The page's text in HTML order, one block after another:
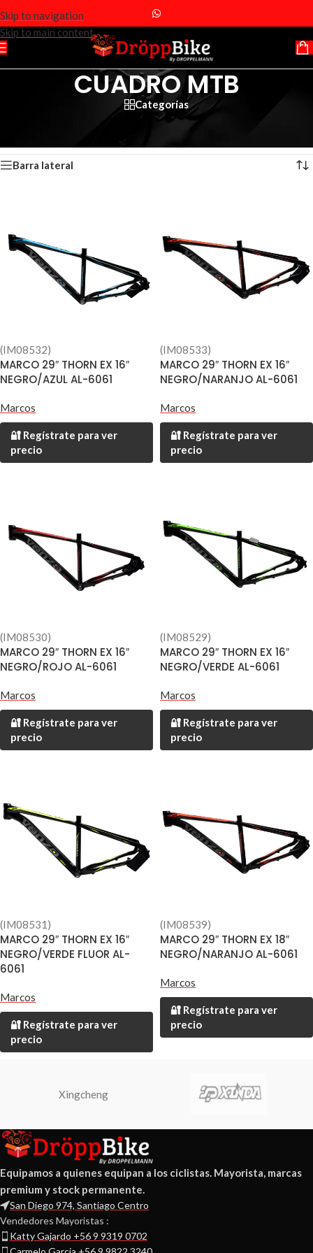
Skip to navigation
Skip to main content
CUADRO MTB
Categorías
Productos etiquetados “CUADRO MTB”
Barra lateral
(IM08532)
MARCO 29″ THORN EX 16″
NEGRO/AZUL AL-6061
Marcos
🔐 Regístrate para ver
precio
(IM08533)
MARCO 29″ THORN EX 16″
NEGRO/NARANJO AL-6061
Marcos
🔐 Regístrate para ver
precio
(IM08530)
MARCO 29″ THORN EX 16″
NEGRO/ROJO AL-6061
Marcos
🔐 Regístrate para ver
precio
(IM08529)
MARCO 29″ THORN EX 16″
NEGRO/VERDE AL-6061
Marcos
🔐 Regístrate para ver
precio
(IM08531)
MARCO 29″ THORN EX 16″
NEGRO/VERDE FLUOR AL-
6061
Marcos
🔐 Regístrate para ver
precio
(IM08539)
MARCO 29″ THORN EX 18″
NEGRO/NARANJO AL-6061
Marcos
🔐 Regístrate para ver
precio
Xingcheng
Equipamos a quienes equipan a los ciclistas. Mayorista, marcas
premium y stock permanente.
San Diego 974, Santiago Centro
Vendedores Mayoristas :
Katty Gajardo +56 9 9319 0702